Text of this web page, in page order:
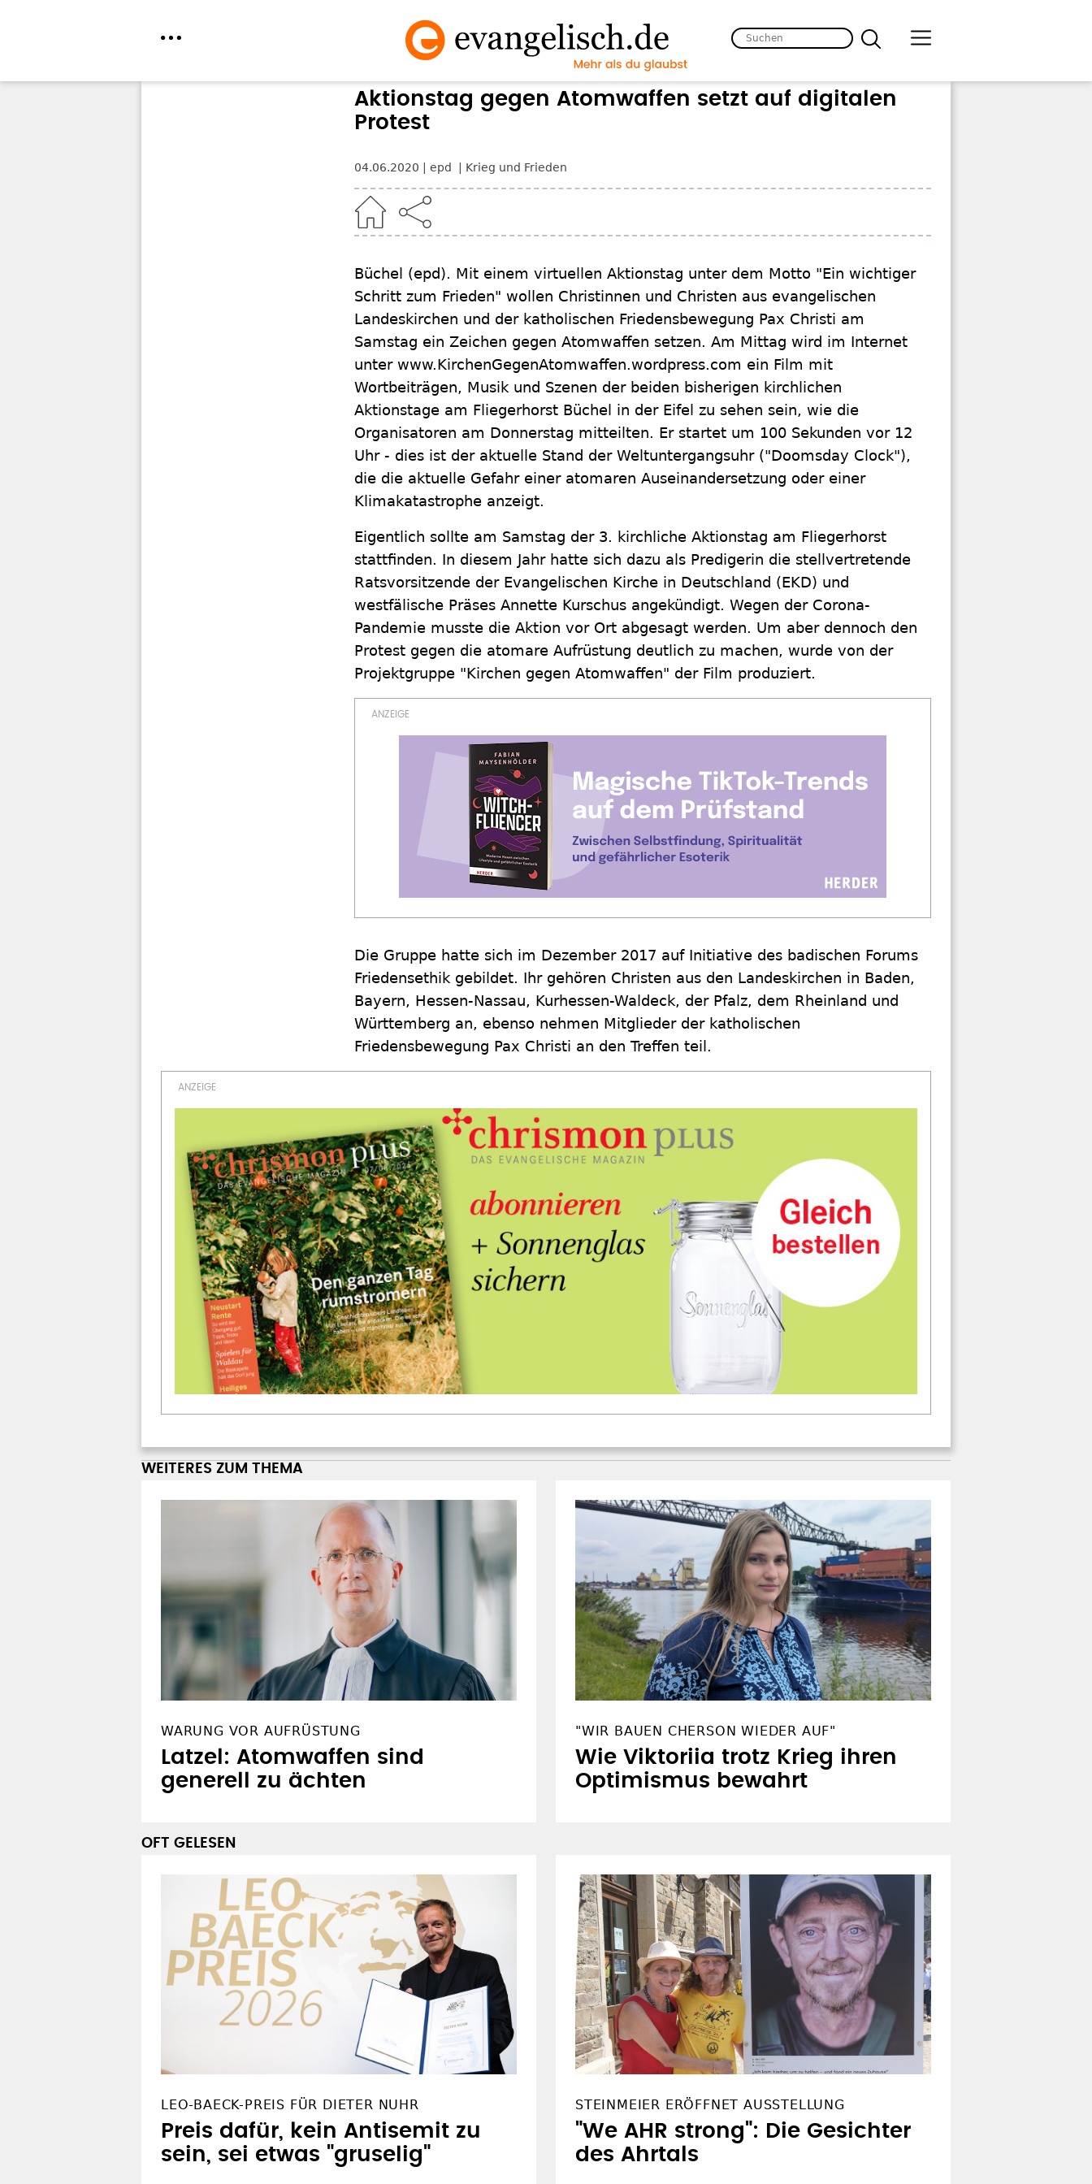
Aktionstag gegen Atomwaffen setzt auf digitalen
Protest
04.06.2020 epd Krieg und Frieden
Büchel (epd). Mit einem virtuellen Aktionstag unter dem Motto "Ein wichtiger
Schritt zum Frieden" wollen Christinnen und Christen aus evangelischen
Landeskirchen und der katholischen Friedensbewegung Pax Christi am
Samstag ein Zeichen gegen Atomwaffen setzen. Am Mittag wird im Internet
unter www.KirchenGegenAtomwaffen.wordpress.com ein Film mit
Wortbeiträgen, Musik und Szenen der beiden bisherigen kirchlichen
Aktionstage am Fliegerhorst Büchel in der Eifel zu sehen sein, wie die
Organisatoren am Donnerstag mitteilten. Er startet um 100 Sekunden vor 12
Uhr - dies ist der aktuelle Stand der Weltuntergangsuhr ("Doomsday Clock"),
die die aktuelle Gefahr einer atomaren Auseinandersetzung oder einer
Klimakatastrophe anzeigt.
Eigentlich sollte am Samstag der 3. kirchliche Aktionstag am Fliegerhorst
stattfinden. In diesem Jahr hatte sich dazu als Predigerin die stellvertretende
Ratsvorsitzende der Evangelischen Kirche in Deutschland (EKD) und
westfälische Präses Annette Kurschus angekündigt. Wegen der Corona-
Pandemie musste die Aktion vor Ort abgesagt werden. Um aber dennoch den
Protest gegen die atomare Aufrüstung deutlich zu machen, wurde von der
Projektgruppe "Kirchen gegen Atomwaffen" der Film produziert.
Die Gruppe hatte sich im Dezember 2017 auf Initiative des badischen Forums
Friedensethik gebildet. Ihr gehören Christen aus den Landeskirchen in Baden,
Bayern, Hessen-Nassau, Kurhessen-Waldeck, der Pfalz, dem Rheinland und
Württemberg an, ebenso nehmen Mitglieder der katholischen
Friedensbewegung Pax Christi an den Treffen teil.
WEITERES ZUM THEMA
WARUNG VOR AUFRÜSTUNG
Latzel: Atomwaffen sind
generell zu ächten
"WIR BAUEN CHERSON WIEDER AUF"
Wie Viktoriia trotz Krieg ihren
Optimismus bewahrt
OFT GELESEN
LEO-BAECK-PREIS FÜR DIETER NUHR
Preis dafür, kein Antisemit zu
sein, sei etwas "gruselig"
STEINMEIER ERÖFFNET AUSSTELLUNG
"We AHR strong": Die Gesichter
des Ahrtals